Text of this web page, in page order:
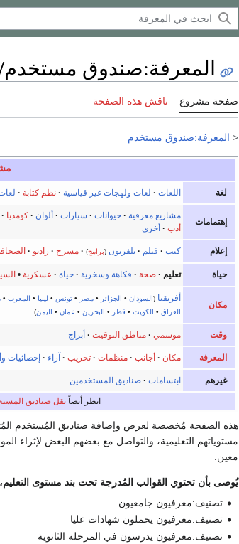
المعرفة:صندوق مستخدم/
صفحة مشروع ناقش هذه الصفحة
< المعرفة:صندوق مستخدم
لغة اللغات · لغات ولهجات غير قياسية · نظم كتابة ·
إهتمامات
مشاريع معرفية · حيوانات · سيارات · ألوان · كومديا ·
أدب · أخرى
إعلام كتب · فيلم · تلفزيون (برامج)
· مسرح · راديو ·
حياة تعليم · صحة · فكاهة وسخرية · حياة · عسكرية •
مكان
أفريقيا (السودان • الجزائر • مصر • تونس • ليبيا • المغرب •
العراق • الكويت • قطر • البحرين • عمان • اليمن)
وقت موسمي · مناطق التوقيت · أبراج
المعرفة مكان · أجانب · منظمات · تخريب · آراء · إحصائيات
غيرهم ابتسامات · صناديق المستخدمين
انظر أيضاًنقل صناديق
هذه الصفحة مُخصصة لعرض وإضافة صناديق المُستخدم
مستوياتهم التعليمية، والتواصل مع بعضهم البعض لإثراء
معين.
يُوصى بأن تحتوي القوالب المُدرجة تحت بند مستوى
تصنيف:معرفيون جامعيون
تصنيف:معرفيون يحملون شهادات عليا
تصنيف:معرفيون يدرسون في المرحلة الثانوية